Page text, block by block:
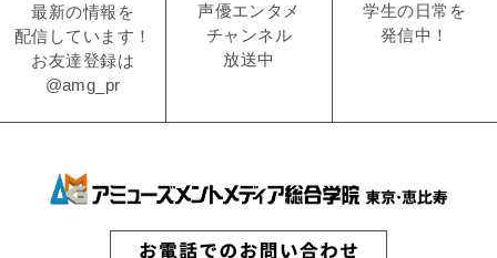
最新の情報を
配信しています！
お友達登録は
@amg_pr
声優エンタメ
チャンネル
放送中
学生の日常を
発信中！